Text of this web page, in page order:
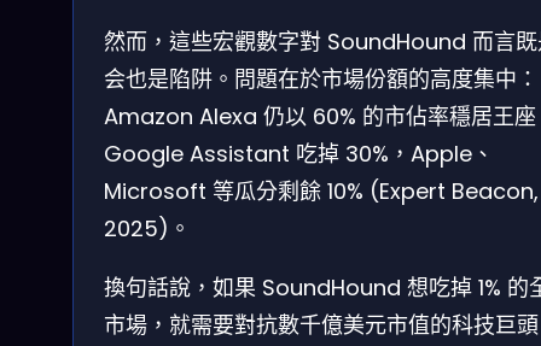
然而，這些宏觀數字對 SoundHound 而言
会也是陷阱。問題在於市場份額的高度集中：
Amazon Alexa 仍以 60% 的市佔率穩居王座
Google Assistant 吃掉 30%，Apple、
Microsoft 等瓜分剩餘 10% (Expert Beacon,
2025)。
換句話說，如果 SoundHound 想吃掉 1% 的
市場，就需要對抗數千億美元市值的科技巨